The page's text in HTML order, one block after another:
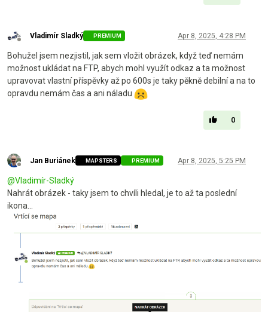
Vladimír Sladký PREMIUM Apr 8, 2025, 4:28 PM
Bohužel jsem nezjistil, jak sem vložit obrázek, když teď nemám
možnost ukládat na FTP, abych mohl využít odkaz a ta možnost
upravovat vlastní příspěvky až po 600s je taky pěkně debilní a na to
opravdu nemám čas a ani náladu
0
Offline
Jan Buriánek MAPSTERS PREMIUM Apr 8, 2025, 5:25 PM
@Vladimír-Sladký
Nahrát obrázek - taky jsem to chvíli hledal, je to až ta poslední
ikona...